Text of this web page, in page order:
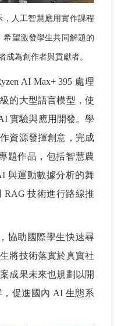
人工智慧應用實作課程
希望激發學生共同解題的
成為創作者與貢獻者。
AI Max+ 395 處理
的大型語言模型，使
實驗與應用開發。學
資源發揮創意，完成
題作品，包括智慧農
與運動數據分析的舞
RAG技術進行路線推
協助國際學生快速尋
將技術落實於真實社
成果未來也規劃以開
促進國內 AI 生態系